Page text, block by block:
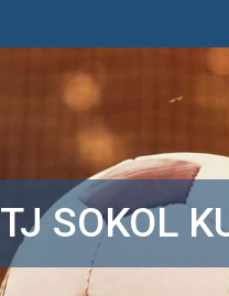
TJ SOKOL